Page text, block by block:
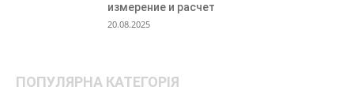
измерение и расчет
20.08.2025
ПОПУЛЯРНА КАТЕГОРІЯ